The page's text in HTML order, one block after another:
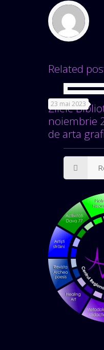
Related
23 mai 2023
Zilele
noiembrie
de arta